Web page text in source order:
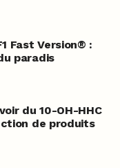
Fast Version® :
paradis
du 10-OH-HHC
de produits